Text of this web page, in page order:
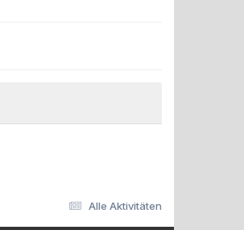
Alle Aktivitäten